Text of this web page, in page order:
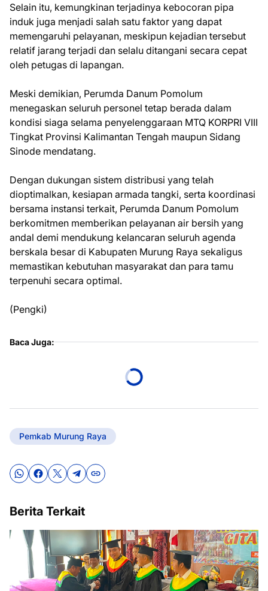
Selain itu, kemungkinan terjadinya kebocoran pipa
induk juga menjadi salah satu faktor yang dapat
memengaruhi pelayanan, meskipun kejadian tersebut
relatif jarang terjadi dan selalu ditangani secara cepat
oleh petugas di lapangan.
Meski demikian, Perumda Danum Pomolum
menegaskan seluruh personel tetap berada dalam
kondisi siaga selama penyelenggaraan MTQ KORPRI VIII
Tingkat Provinsi Kalimantan Tengah maupun Sidang
Sinode mendatang.
Dengan dukungan sistem distribusi yang telah
dioptimalkan, kesiapan armada tangki, serta koordinasi
bersama instansi terkait, Perumda Danum Pomolum
berkomitmen memberikan pelayanan air bersih yang
andal demi mendukung kelancaran seluruh agenda
berskala besar di Kabupaten Murung Raya sekaligus
memastikan kebutuhan masyarakat dan para tamu
terpenuhi secara optimal.
(Pengki)
Baca Juga:
Pemkab Murung Raya
Berita Terkait